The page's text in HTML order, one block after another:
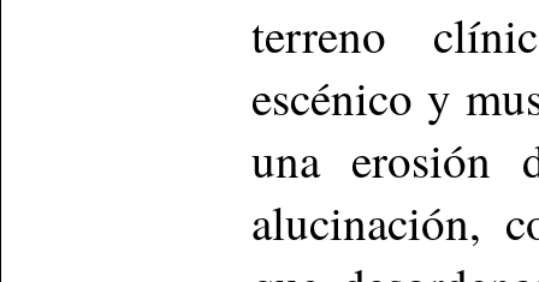
terreno
escénico y
una erosión
alucinación,